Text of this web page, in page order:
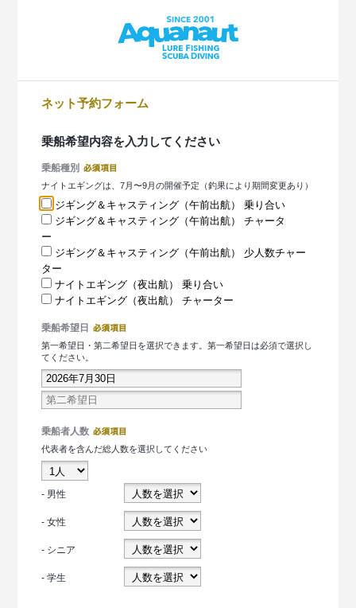
ネット予約フォーム
乗船希望内容を入力してください
乗船種別
ナイトエギングは、7月〜9月の開催予定（釣果により期間変更あり）
ジギング＆キャスティング（午前出航） 乗り合い
ジギング＆キャスティング（午前出航） チャータ
ー
ジギング＆キャスティング（午前出航） 少人数チャー
ター
ナイトエギング（夜出航） 乗り合い
ナイトエギング（夜出航） チャーター
乗船希望日
第一希望日・第二希望日を選択できます。第一希望日は必須で選択し
てください。
乗船者人数
代表者を含んだ総人数を選択してください
- 男性
- 女性
- シニア
- 学生